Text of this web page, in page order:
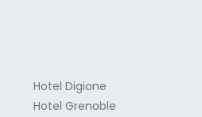
Hotel Digione
Hotel Grenoble